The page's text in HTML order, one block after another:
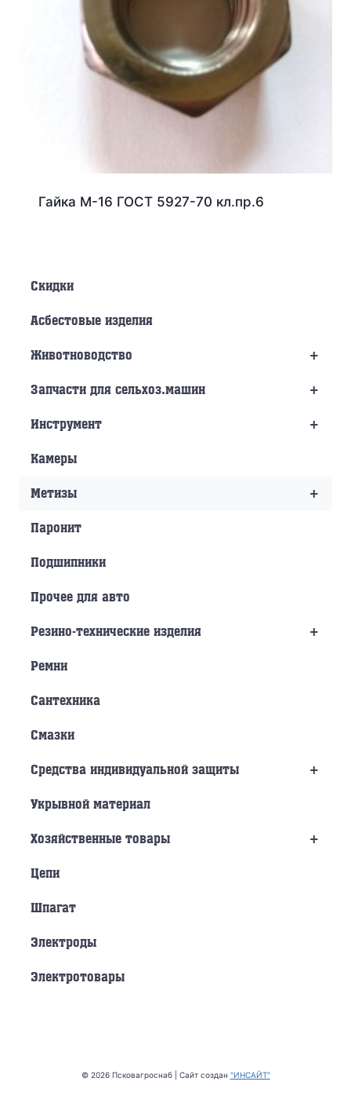
Гайка М-16 ГОСТ 5927-70 кл.пр.6
Скидки
Асбестовые изделия
+
Животноводство
+
Запчасти для сельхоз.машин
+
Инструмент
Камеры
+
Метизы
Паронит
Подшипники
Прочее для авто
+
Резино-технические изделия
Ремни
Сантехника
Смазки
+
Средства индивидуальной защиты
Укрывной материал
+
Хозяйственные товары
Цепи
Шпагат
Электроды
Электротовары
© 2026 Псковагроснаб | Сайт создан "ИНСАЙТ"